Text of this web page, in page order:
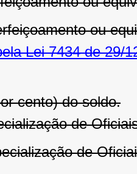
ou
Lei 7434 de 29/
cento) do soldo.
de
de